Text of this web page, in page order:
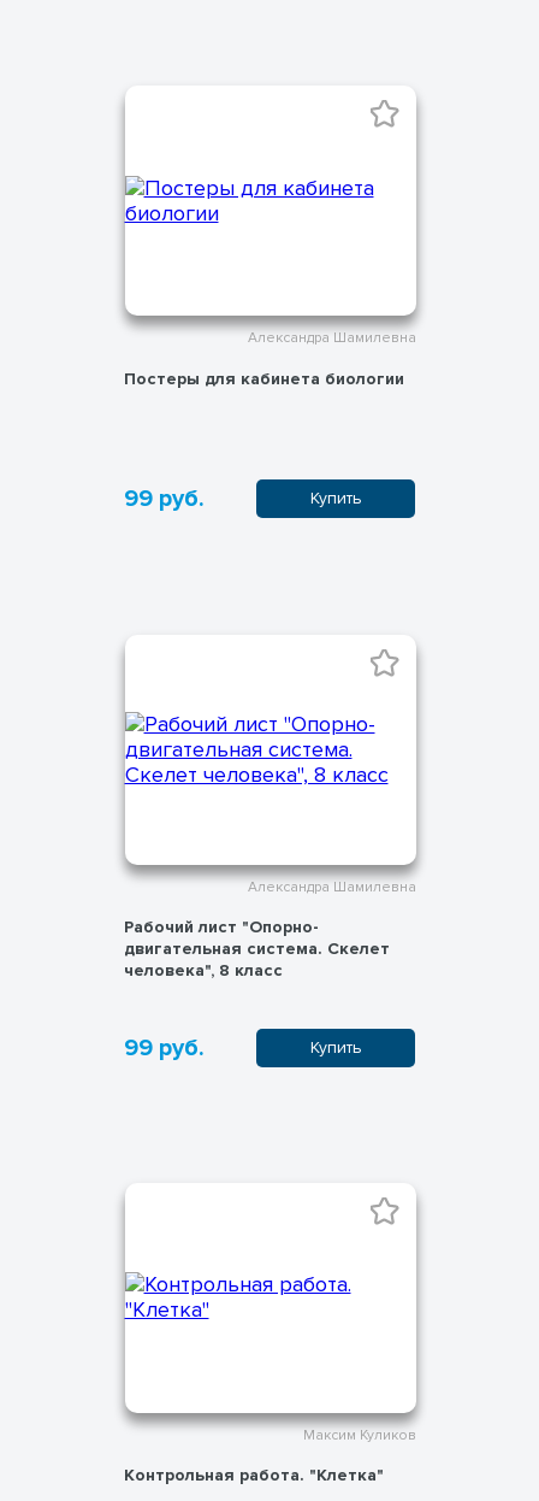
Александра Шамилевна
Постеры для кабинета биологии
99 руб. Купить
Александра Шамилевна
Рабочий лист "Опорно-
двигательная система. Скелет
человека", 8 класс
99 руб. Купить
Максим Куликов
Контрольная работа. "Клетка"